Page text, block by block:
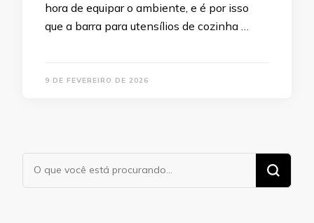
hora de equipar o ambiente, e é por isso
que a barra para utensílios de cozinha …
9 DE FEVEREIRO DE 2026
Procurando